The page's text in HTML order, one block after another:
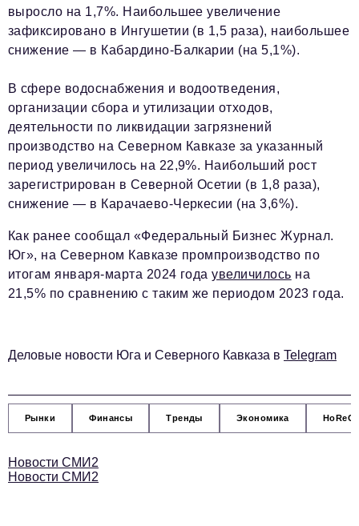
Образование
Фоторепортажи
Авторские материалы
Видео
Телефон редакции: +7 495 727-01-67
Информационный отдел
info@business-magazine.online
Отдел рекламы
reklama@business-magazine.online
Отдел по работе с партнерами
выросло на 1,7%. Наибольшее увеличение
зафиксировано в Ингушетии (в 1,5 раза), наибольшее
снижение — в Кабардино-Балкарии (на 5,1%).
В сфере водоснабжения и водоотведения,
организации сбора и утилизации отходов,
деятельности по ликвидации загрязнений
производство на Северном Кавказе за указанный
период увеличилось на 22,9%. Наибольший рост
зарегистрирован в Северной Осетии (в 1,8 раза),
снижение — в Карачаево-Черкесии (на 3,6%).
Как ранее сообщал «Федеральный Бизнес Журнал.
Юг», на Северном Кавказе промпроизводство по
итогам января-марта 2024 годаувеличилось на
21,5% по сравнению с таким же периодом 2023 года.
Деловые новости Юга и Северного Кавказа в Telegram
Рынки Финансы Тренды Экономика HoReCa
Новости СМИ2
Новости СМИ2